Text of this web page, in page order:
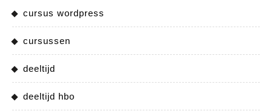
cursus wordpress
cursussen
deeltijd
deeltijd hbo